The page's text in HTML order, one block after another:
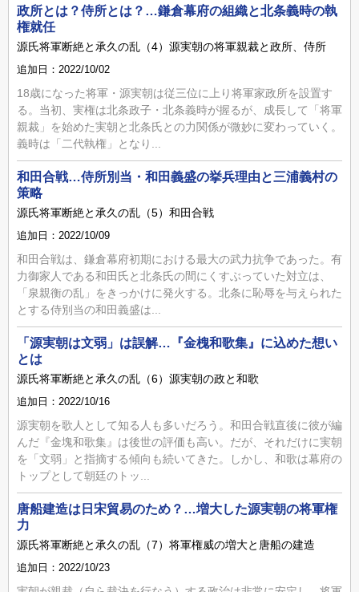
政所とは？侍所とは？…鎌倉幕府の組織と北条義時の執
権就任
源氏将軍断絶と承久の乱（4）源実朝の将軍親裁と政所、侍所
追加日：2022/10/02
18歳になった将軍・源実朝は従三位に上り将軍家政所を設置す
る。当初、実権は北条政子・北条義時が握るが、成長して「将軍
親裁」を始めた実朝と北条氏との力関係が微妙に変わっていく。
義時は「二代執権」となり...
和田合戦…侍所別当・和田義盛の挙兵理由と三浦義村の
策略
源氏将軍断絶と承久の乱（5）和田合戦
追加日：2022/10/09
和田合戦は、鎌倉幕府初期における最大の武力抗争であった。有
力御家人である和田氏と北条氏の間にくすぶっていた対立は、
「泉親衡の乱」をきっかけに発火する。北条に恥辱を与えられた
とする侍別当の和田義盛は...
「源実朝は文弱」は誤解…『金槐和歌集』に込めた想い
とは
源氏将軍断絶と承久の乱（6）源実朝の政と和歌
追加日：2022/10/16
源実朝を歌人として知る人も多いだろう。和田合戦直後に彼が編
んだ『金塊和歌集』は後世の評価も高い。だが、それだけに実朝
を「文弱」と指摘する傾向も続いてきた。しかし、和歌は幕府の
トップとして朝廷のトッ...
唐船建造は日宋貿易のため？…増大した源実朝の将軍権
力
源氏将軍断絶と承久の乱（7）将軍権威の増大と唐船の建造
追加日：2022/10/23